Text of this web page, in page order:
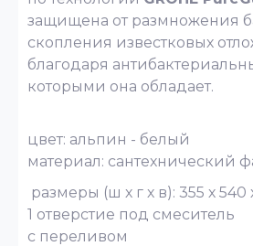
защищена от размножения
скопления известковых
благодаря
которыми она обладает.
цвет: альпин - белый
материал: сантехнический
размеры (ш х г х в): 355 х
1 отверстие под смеситель
с переливом